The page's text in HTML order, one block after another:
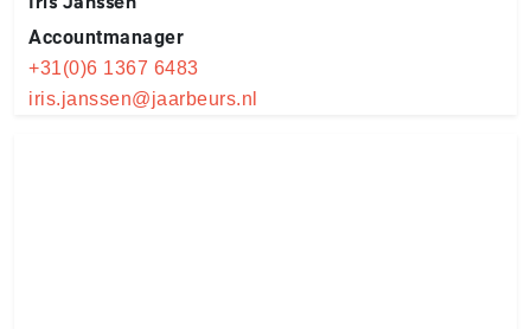
Accountmanager
+31(0)6 1367 6483
iris.janssen@jaarbeurs.nl